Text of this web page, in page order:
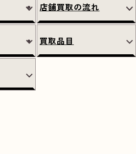
店舗買取の流れ
買取品目